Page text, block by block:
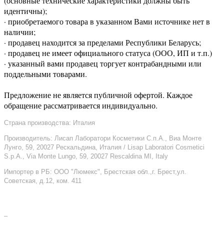
идентичны);
· приобретаемого товара в указанном Вами источнике нет в
наличии;
· продавец находится за пределами Республики Беларусь;
· продавец не имеет официального статуса (ООО, ИП и т.п.)
· указанный вами продавец торгует контрабандными или
поддельными товарами.
Предложение не является публичной офертой. Каждое
обращение рассматривается индивидуально.
Страна производства: Италия
Производитель: Лисап Лаборатори Косметики С.п.А., Виа Монте
Лунго, 59, 20027 Рескальдина, Италия / Lisap Laboratori Cosmetici
S.p.A., Via Monte Lungo, 59, 20027 Rescaldina MI, Italy
Импортер в РБ: ООО "Люмекс", Брестская обл.,г. Брест,ул.
Советская, д.12, ком. 411
–